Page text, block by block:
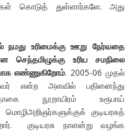
கொடுத் துள்ளார்களே. அது
உரிமைக்கு ஊறு நேர்வதை
உரிய சமநிலை
எண்ணுகிறோம். 2005-06 முதல்
என்ற அளவில் பதினைந்து
நூறாயிரம் உரூபாய்
குடியரசுத்
குடியரசு நாளன்று வழங்க